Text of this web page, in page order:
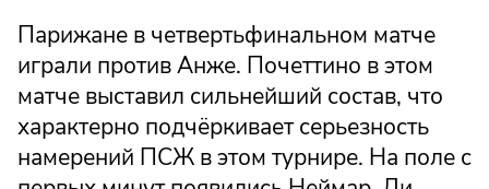
Парижане в четвертьфинальном матче
играли против Анже. Почеттино в этом
матче выставил сильнейший состав, что
характерно подчёркивает серьезность
намерений ПСЖ в этом турнире. На поле с